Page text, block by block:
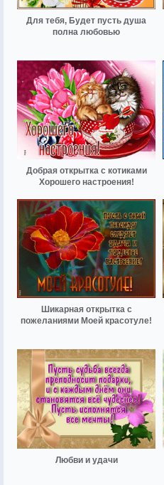
Для тебя, Будет пусть душа
полна любовью
Добрая открытка с котиками
Хорошего настроения!
Шикарная открытка с
пожеланиями Моей красотуле!
Любви и удачи